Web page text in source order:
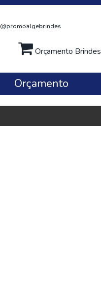
@promoalgebrindes
Orçamento Brindes
Orçamento